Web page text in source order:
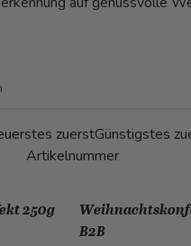
zuerstGünstigstes
Artikelnummer
250g
B2B